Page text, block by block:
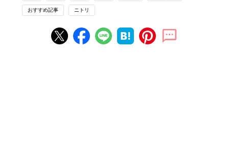
おすすめ記事 ニトリ